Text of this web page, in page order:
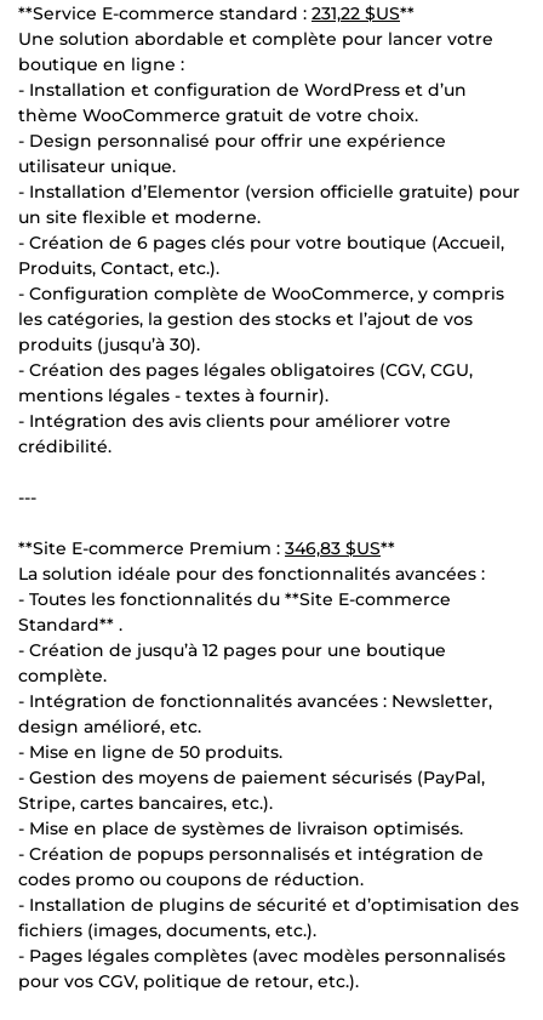
**Service E-commerce standard : 231,22 $US**
Une solution abordable et complète pour lancer votre
boutique en ligne :
- Installation et configuration de WordPress et d’un
thème WooCommerce gratuit de votre choix.
- Design personnalisé pour offrir une expérience
utilisateur unique.
- Installation d’Elementor (version officielle gratuite) pour
un site flexible et moderne.
- Création de 6 pages clés pour votre boutique (Accueil,
Produits, Contact, etc.).
- Configuration complète de WooCommerce, y compris
les catégories, la gestion des stocks et l’ajout de vos
produits (jusqu’à 30).
- Création des pages légales obligatoires (CGV, CGU,
mentions légales - textes à fournir).
- Intégration des avis clients pour améliorer votre
crédibilité.
---
**Site E-commerce Premium : 346,83 $US**
La solution idéale pour des fonctionnalités avancées :
- Toutes les fonctionnalités du **Site E-commerce
Standard** .
- Création de jusqu’à 12 pages pour une boutique
complète.
- Intégration de fonctionnalités avancées : Newsletter,
design amélioré, etc.
- Mise en ligne de 50 produits.
- Gestion des moyens de paiement sécurisés (PayPal,
Stripe, cartes bancaires, etc.).
- Mise en place de systèmes de livraison optimisés.
- Création de popups personnalisés et intégration de
codes promo ou coupons de réduction.
- Installation de plugins de sécurité et d’optimisation des
fichiers (images, documents, etc.).
- Pages légales complètes (avec modèles personnalisés
pour vos CGV, politique de retour, etc.).